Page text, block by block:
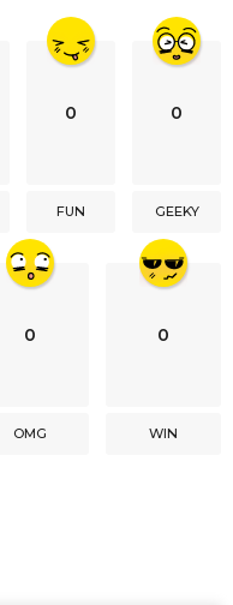
0
FUN
0
GEEKY
0
OMG
0
WIN